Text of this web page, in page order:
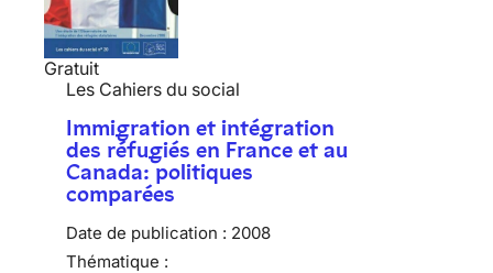
Gratuit
Les Cahiers du social
Immigration et intégration
des réfugiés en France et au
Canada: politiques
comparées
Date de publication : 2008
Thématique :